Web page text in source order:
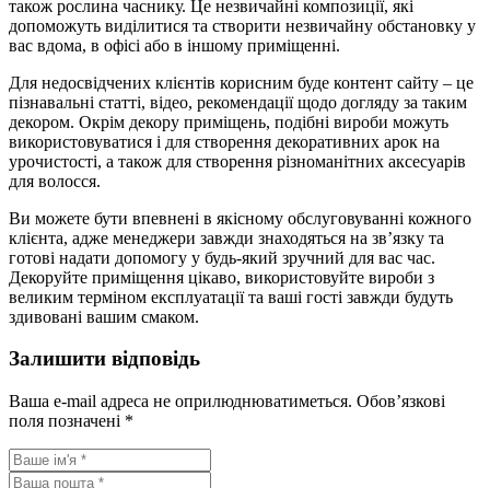
також рослина часнику. Це незвичайні композиції, які
допоможуть виділитися та створити незвичайну обстановку у
вас вдома, в офісі або в іншому приміщенні.
Для недосвідчених клієнтів корисним буде контент сайту – це
пізнавальні статті, відео, рекомендації щодо догляду за таким
декором. Окрім декору приміщень, подібні вироби можуть
використовуватися і для створення декоративних арок на
урочистості, а також для створення різноманітних аксесуарів
для волосся.
Ви можете бути впевнені в якісному обслуговуванні кожного
клієнта, адже менеджери завжди знаходяться на зв’язку та
готові надати допомогу у будь-який зручний для вас час.
Декоруйте приміщення цікаво, використовуйте вироби з
великим терміном експлуатації та ваші гості завжди будуть
здивовані вашим смаком.
Залишити відповідь
Ваша e-mail адреса не оприлюднюватиметься. Обов’язкові
поля позначені *